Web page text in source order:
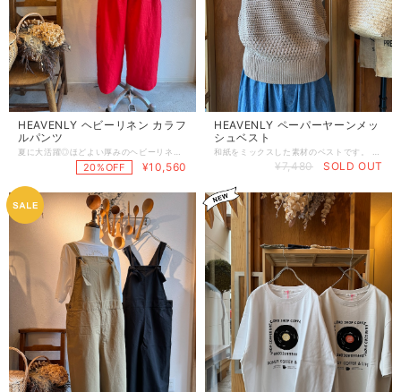
HEAVENLY ヘビーリネン カラフ
ルパンツ
20%OFF ¥10,560
HEAVENLY ペーパーヤーンメッ
シュベスト
¥7,480 SOLD OUT